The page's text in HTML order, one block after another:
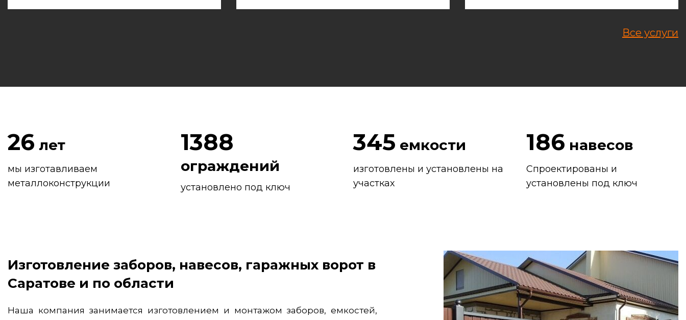
Все услуги
26 лет
мы изготавливаем
металлоконструкции
1388
ограждений
установлено под ключ
345 емкости
изготовлены и установлены на
участках
186 навесов
Спроектированы и
установлены под ключ
Изготовление заборов, навесов, гаражных ворот в
Саратове и по области
Наша компания занимается изготовлением и монтажом заборов, емкостей,